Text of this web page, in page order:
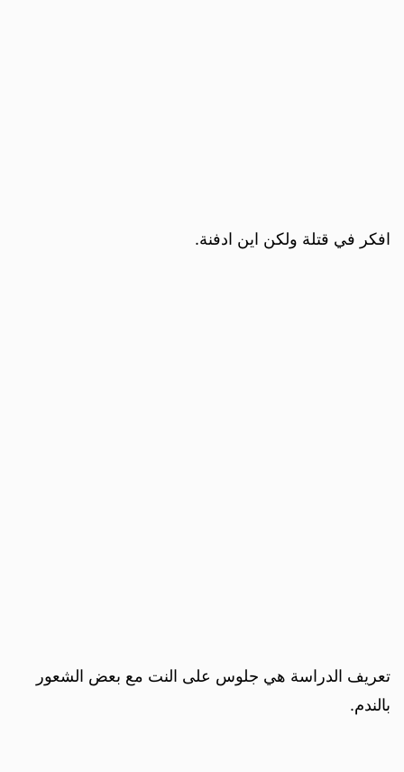
افكر في قتلة ولكن اين ادفنة.
تعريف الدراسة هي جلوس على النت مع بعض الشعور
بالندم.